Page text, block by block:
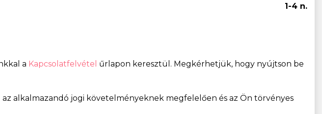
1-4 n.
a Kapcsolatfelvétel űrlapon keresztül. Megkérhetjük, hogy nyújtson be
alkalmazandó jogi követelményeknek megfelelően és az Ön törvényes